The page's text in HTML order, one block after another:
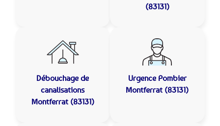
(83131)
Débouchage de
canalisations
Montferrat (83131)
Urgence Pombier
Montferrat (83131)